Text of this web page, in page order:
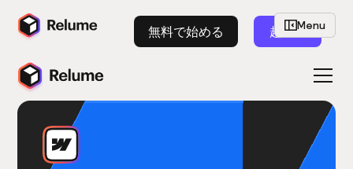
無料で始める 起動Menu